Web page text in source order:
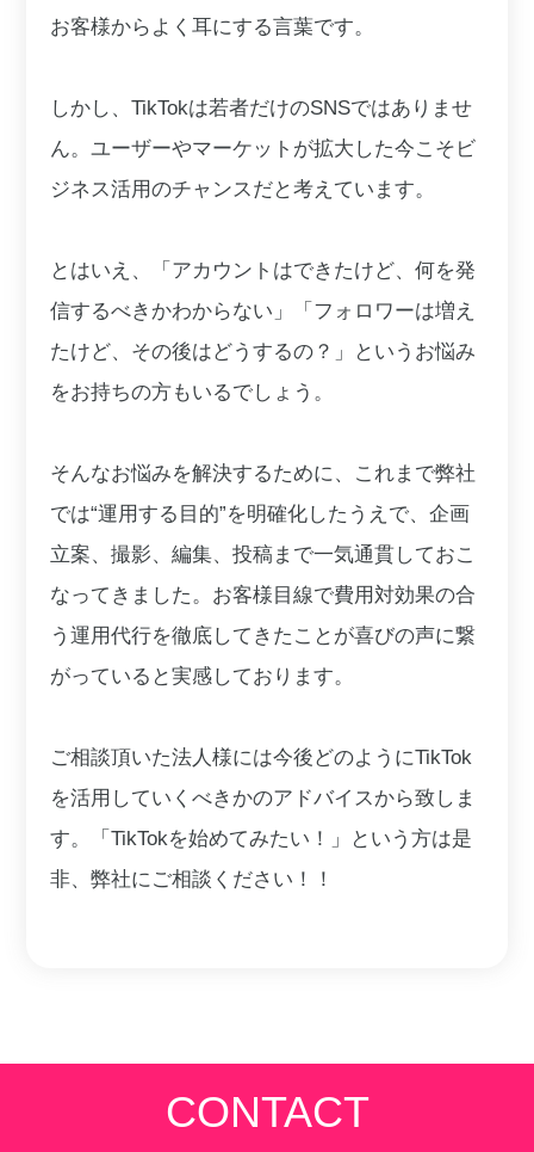
お客様からよく耳にする言葉です。
しかし、TikTokは若者だけのSNSではありませ
ん。ユーザーやマーケットが拡大した今こそビ
ジネス活用のチャンスだと考えています。
とはいえ、「アカウントはできたけど、何を発
信するべきかわからない」「フォロワーは増え
たけど、その後はどうするの？」というお悩み
をお持ちの方もいるでしょう。
そんなお悩みを解決するために、これまで弊社
では“運用する目的”を明確化したうえで、企画
立案、撮影、編集、投稿まで一気通貫しておこ
なってきました。お客様目線で費用対効果の合
う運用代行を徹底してきたことが喜びの声に繋
がっていると実感しております。
ご相談頂いた法人様には今後どのようにTikTok
を活用していくべきかのアドバイスから致しま
す。「TikTokを始めてみたい！」という方は是
非、弊社にご相談ください！！
CONTACT